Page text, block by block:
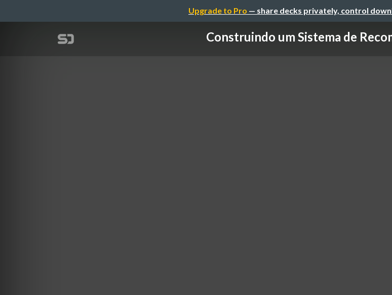
Upgrade to Pro — share decks privately, control
Construindo um Sistema de